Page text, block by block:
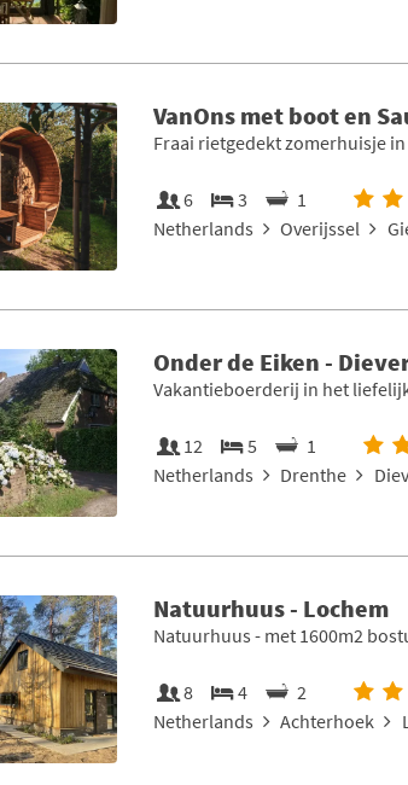
VanOns met boot en
Fraai rietgedekt zomerhuisje
6 3
1
Netherlands
Overijssel
Onder de Eiken -
Vakantieboerderij in het
12 5
1
Netherlands
Drenthe
Natuurhuus - Lochem
Natuurhuus - met 1600m2
8 4
2
Netherlands
Achterhoek